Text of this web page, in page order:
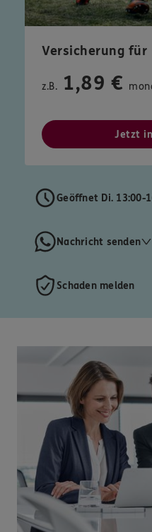
Versicherung für
z.B. 1,89 €
Jetzt
Geöffnet Di. 13:00-
Nachricht senden
Schaden melden